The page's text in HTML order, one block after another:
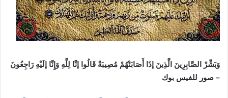
وَبَشِّرْ الصَّابِرِينَ الَّذِينَ إذَا أَصَابَتْهُمْ مُصِيبَةٌ قَالُوا إنَّا لِلَّهِ وَإِنَّا إلَيْهِ رَاجِعُونَ
– صور للفيس بوك